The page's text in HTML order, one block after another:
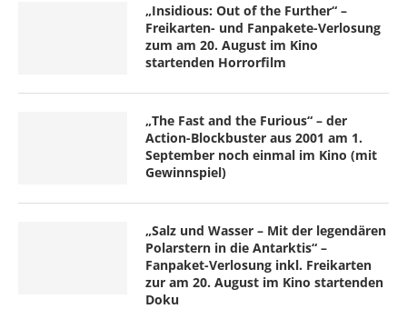
„Insidious: Out of the Further“ –
Freikarten- und Fanpakete-Verlosung
zum am 20. August im Kino
startenden Horrorfilm
„The Fast and the Furious“ – der
Action-Blockbuster aus 2001 am 1.
September noch einmal im Kino (mit
Gewinnspiel)
„Salz und Wasser – Mit der legendären
Polarstern in die Antarktis“ –
Fanpaket-Verlosung inkl. Freikarten
zur am 20. August im Kino startenden
Doku